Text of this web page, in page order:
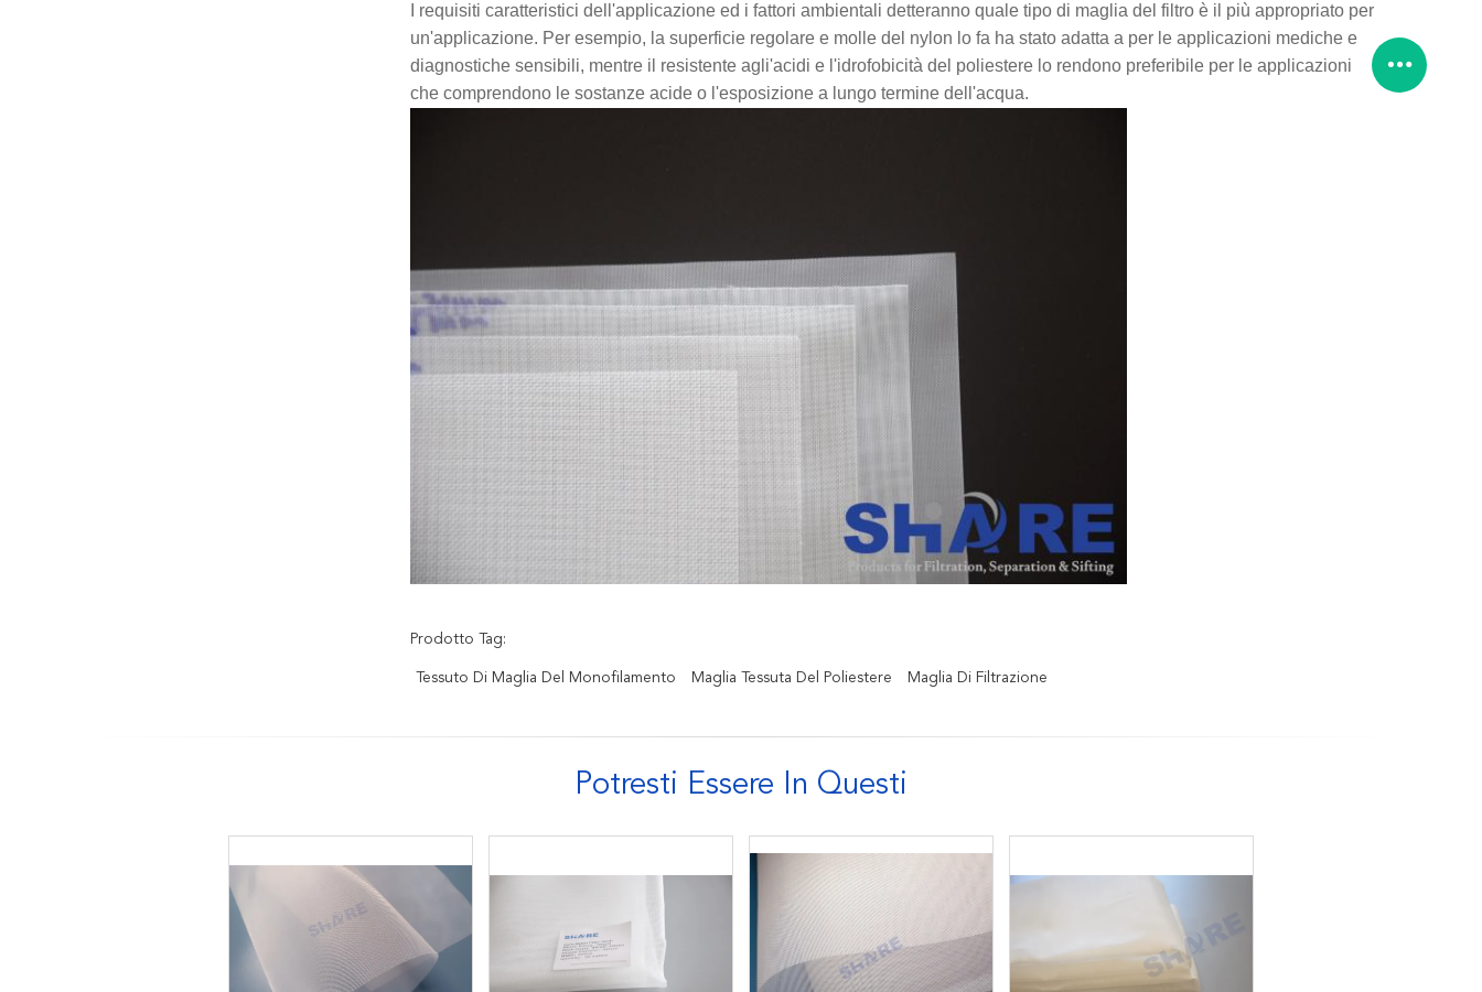
I requisiti caratteristici dell'applicazione ed i fattori ambientali detteranno quale tipo di maglia del filtro è il più appropriato per
un'applicazione. Per esempio, la superficie regolare e molle del nylon lo fa ha stato adatta a per le applicazioni mediche e
diagnostiche sensibili, mentre il resistente agli'acidi e l'idrofobicità del poliestere lo rendono preferibile per le applicazioni
che comprendono le sostanze acide o l'esposizione a lungo termine dell'acqua.
Prodotto Tag:
Tessuto Di Maglia Del Monofilamento Maglia Tessuta Del Poliestere Maglia Di Filtrazione
Potresti Essere In Questi